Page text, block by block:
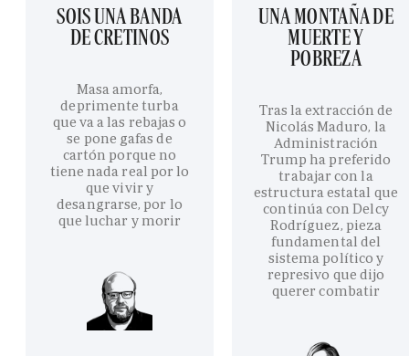
SOIS UNA BANDA
DE CRETINOS
Masa amorfa,
deprimente turba
que va a las rebajas o
se pone gafas de
cartón porque no
tiene nada real por lo
que vivir y
desangrarse, por lo
que luchar y morir
UNA MONTAÑA DE
MUERTE Y
POBREZA
Tras la extracción de
Nicolás Maduro, la
Administración
Trump ha preferido
trabajar con la
estructura estatal que
continúa con Delcy
Rodríguez, pieza
fundamental del
sistema político y
represivo que dijo
querer combatir